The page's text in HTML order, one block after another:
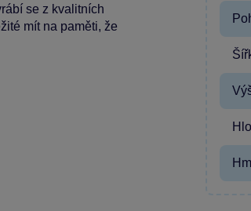
se z kvalitních
mít na paměti, že